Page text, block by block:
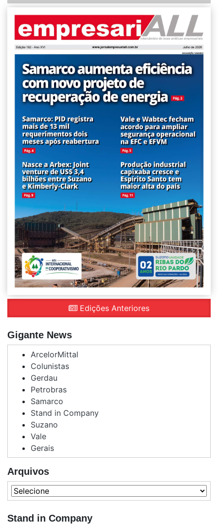
Edições Anteriores
Gigante News
ArcelorMittal
Colunistas
Gerdau
Petrobras
Samarco
Stand in Company
Suzano
Vale
Gerais
Arquivos
Stand in Company